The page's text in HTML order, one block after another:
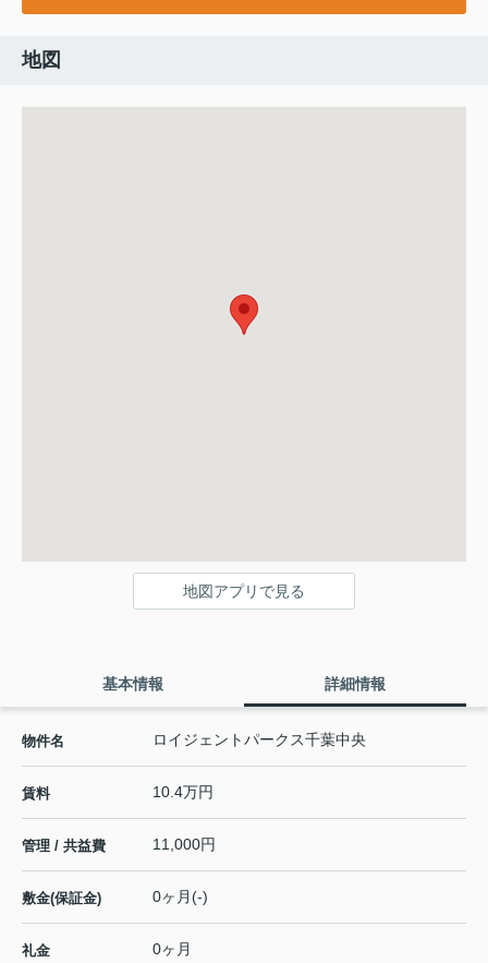
地図
地図アプリで見る
基本情報 詳細情報
物件名 ロイジェントパークス千葉中央
賃料 10.4万円
管理 / 共益費 11,000円
敷金(保証金) 0ヶ月(-)
礼金 0ヶ月